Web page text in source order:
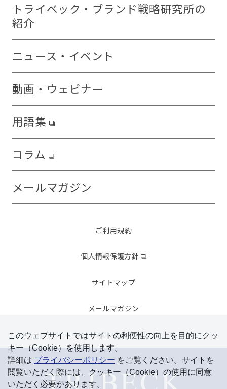
トライベック・ブランド戦略研究所の
紹介
ニュース・イベント
動画・ウェビナー
用語集
コラム
メールマガジン
ご利用規約
個人情報保護方針
サイトマップ
メールマガジン
お問い合わせ
このウェブサイトではサイトの利便性の向上を⽬的にクッ
キー（Cookie）を使⽤します。
詳細は プライバシーポリシー をご覧ください。サイトを
閲覧いただく際には、クッキー（Cookie）の使⽤に同意
いただく必要があります。